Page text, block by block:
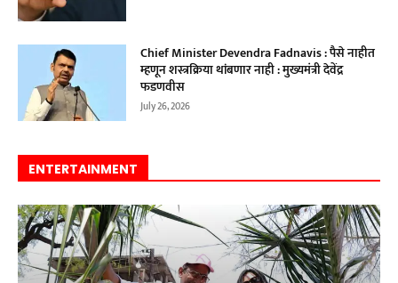
Chief Minister Devendra Fadnavis : पैसे नाहीत
म्हणून शस्त्रक्रिया थांबणार नाही : मुख्यमंत्री देवेंद्र
फडणवीस
July 26, 2026
ENTERTAINMENT